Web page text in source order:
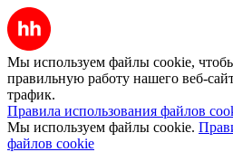
Мы используем файлы cookie,
правильную работу нашего веб-
трафик.
Правила использования файлов
Мы используем файлы cookie.
файлов cookie